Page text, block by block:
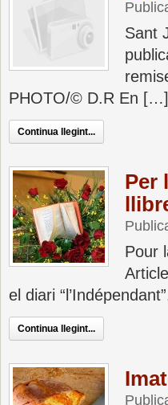
Sant
PHOTO/© D.R En […]
Continua llegint...
Per
Pour
el diari
Continua llegint...